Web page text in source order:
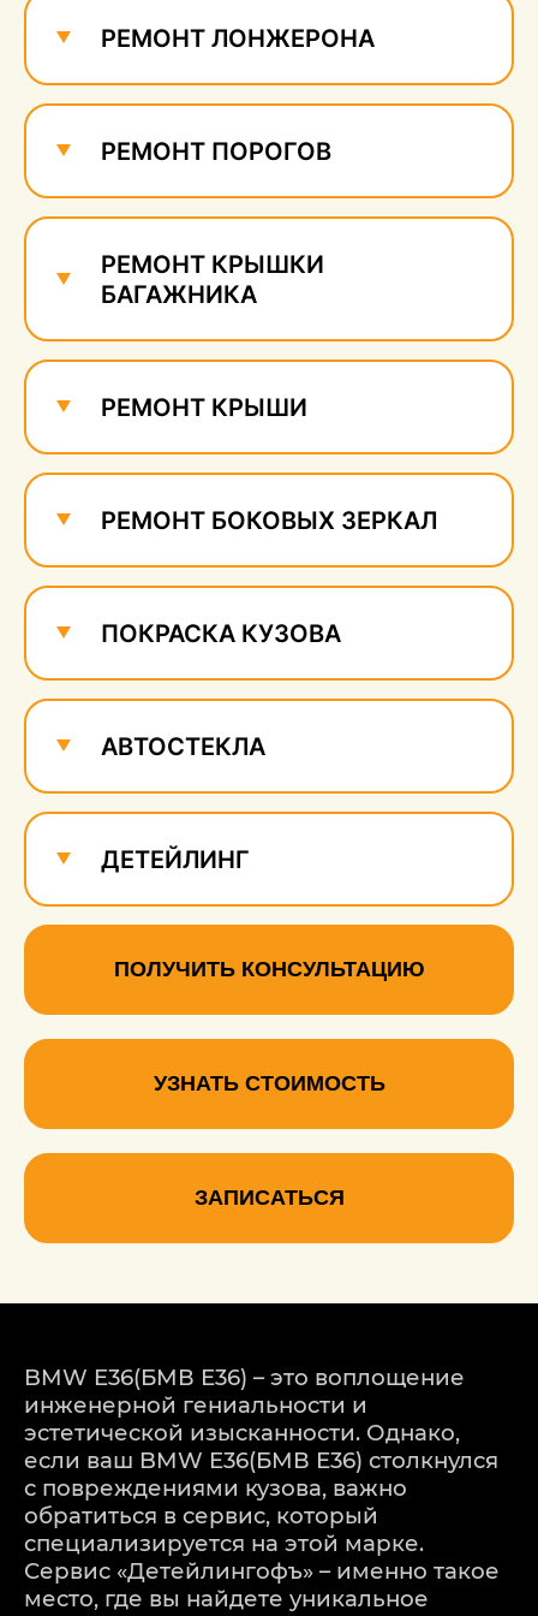
РЕМОНТ ЛОНЖЕРОНА
РЕМОНТ ПОРОГОВ
РЕМОНТ КРЫШКИ
БАГАЖНИКА
РЕМОНТ КРЫШИ
РЕМОНТ БОКОВЫХ ЗЕРКАЛ
ПОКРАСКА КУЗОВА
АВТОСТЕКЛА
ДЕТЕЙЛИНГ
ПОЛУЧИТЬ КОНСУЛЬТАЦИЮ
УЗНАТЬ СТОИМОСТЬ
ЗАПИСАТЬСЯ
BMW E36(БМВ Е36) – это воплощение
инженерной гениальности и
эстетической изысканности. Однако,
если ваш BMW E36(БМВ Е36) столкнулся
с повреждениями кузова, важно
обратиться в сервис, который
специализируется на этой марке.
Сервис «Детейлингофъ» – именно такое
место, где вы найдете уникальное